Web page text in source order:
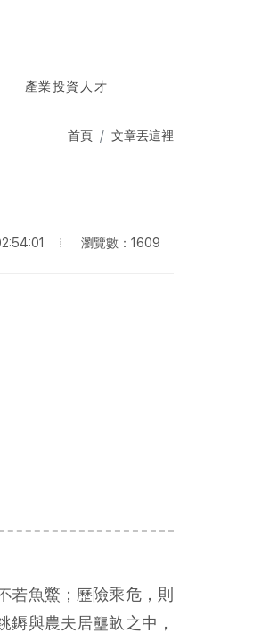
產業投資人才
首頁 文章丟這裡
瀏覽數：1609
若魚鱉；歷險乘危，則
與農夫居壟畝之中，